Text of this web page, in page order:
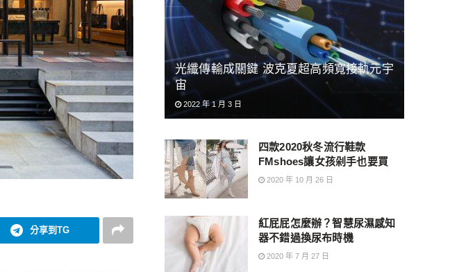
分享到TG
光纖傳輸成關鍵 波克夏超高頻寬接軌元宇
宙
2022 年 1 月 3 日
四款2020秋冬流行鞋款
FMshoes讓女孩剁手也要買
2020 年 10 月 26 日
紅屁屁怎麼辦？智慧尿濕感知
器不錯過換尿布時機
2020 年 7 月 27 日